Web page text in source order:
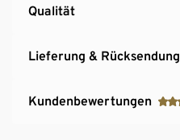
Qualität
Lieferung & Rücksendung
Kundenbewertungen